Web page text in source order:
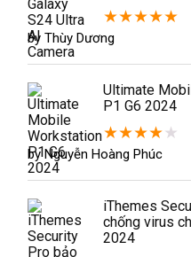
★★★★★
by Thùy Dương
Ultimate
P1 G6 2024
★★★★★
by Nguyễn Hoàng Phúc
iThemes
chống virus
2024